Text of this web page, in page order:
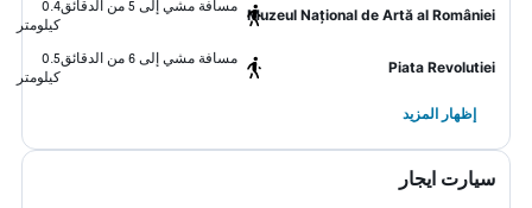
Muzeul Național de Artă al României
مسافة مشي إلى 5 من الدقائق
0.4
كيلومتر
Piata Revolutiei
مسافة مشي إلى 6 من الدقائق
0.5
كيلومتر
إظهار المزيد
سيارت ايجار